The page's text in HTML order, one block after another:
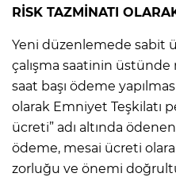
RİSK TAZMİNATI
Yeni düzenlemede sabit
çalışma saatinin
saat başı ödeme
olarak Emniyet Teşkilatı
ücreti” adı altında
ödeme, mesai ücreti
zorluğu ve önemi